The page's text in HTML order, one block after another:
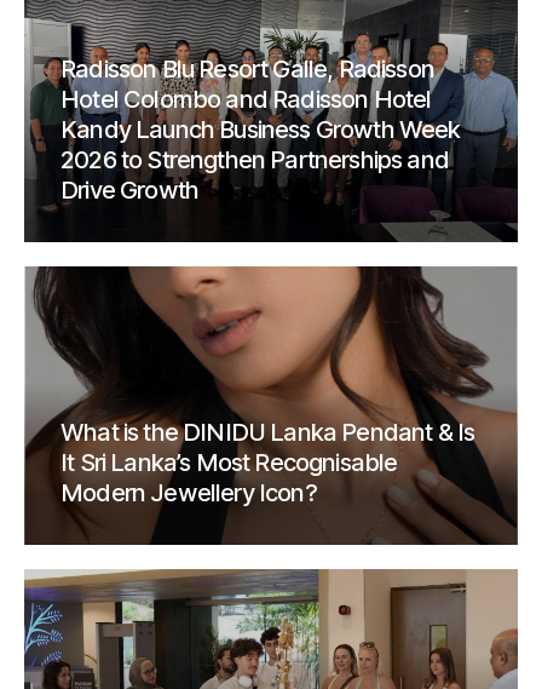
Radisson Blu Resort Galle, Radisson
Hotel Colombo and Radisson Hotel
Kandy Launch Business Growth Week
2026 to Strengthen Partnerships and
Drive Growth
What is the DINIDU Lanka Pendant & Is
It Sri Lanka’s Most Recognisable
Modern Jewellery Icon?